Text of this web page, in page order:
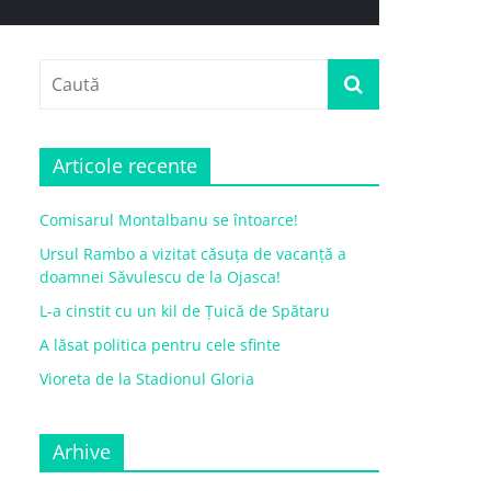
Articole recente
Comisarul Montalbanu se întoarce!
Ursul Rambo a vizitat căsuța de vacanță a
doamnei Săvulescu de la Ojasca!
L-a cinstit cu un kil de Țuică de Spătaru
A lăsat politica pentru cele sfinte
Vioreta de la Stadionul Gloria
Arhive